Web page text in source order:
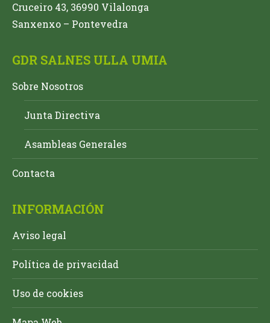
Cruceiro 43, 36990 Vilalonga
Sanxenxo – Pontevedra
GDR SALNES ULLA UMIA
Sobre Nosotros
Junta Directiva
Asambleas Generales
Contacta
INFORMACIÓN
Aviso legal
Política de privacidad
Uso de cookies